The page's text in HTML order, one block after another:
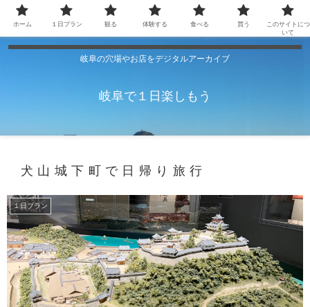
岐阜の穴場やお店をデジタルアーカイブ
岐阜で１日楽しもう
犬山城下町で日帰り旅行
１日プラン
ホーム １日プラン 観る 体験する 食べる 買う
このサイトにつ
いて